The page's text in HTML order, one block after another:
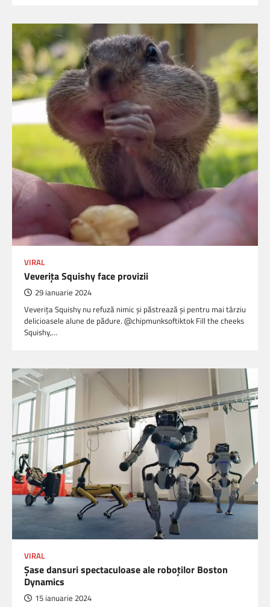
VIRAL
Veveriţa Squishy face provizii
29 ianuarie 2024
Veveriţa Squishy nu refuză nimic şi păstrează şi pentru mai târziu
delicioasele alune de pădure. @chipmunksoftiktok Fill the cheeks
Squishy,…
VIRAL
Şase dansuri spectaculoase ale roboţilor Boston
Dynamics
15 ianuarie 2024